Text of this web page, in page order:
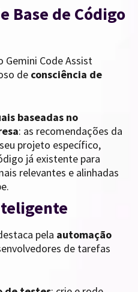
Base de Código
Gemini Code Assist
de consciência de
baseadas no
: as recomendações da
projeto específico,
já existente para
relevantes e alinhadas
pela automação
de tarefas